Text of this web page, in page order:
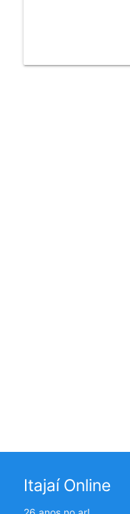
Itajaí Online